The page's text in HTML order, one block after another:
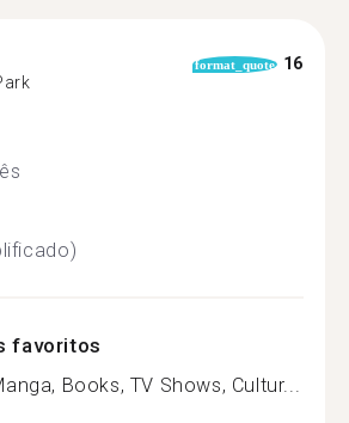
format_quote 16
favoritos
Books, TV Shows, Cultur...